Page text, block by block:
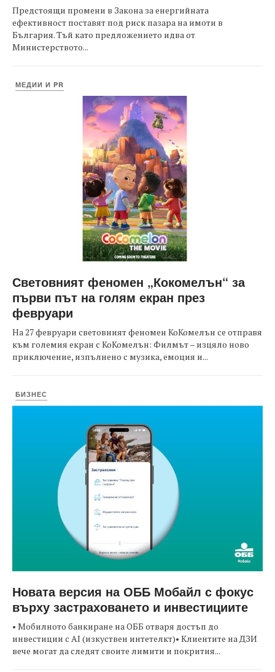
Предстоящи промени в Закона за енергийната
ефективност поставят под риск пазара на имоти в
България. Тъй като предложението идва от
Министерството...
МЕДИИ И PR
Световният феномен „Кокомелън“ за
първи път на голям екран през
февруари
На 27 февруари световният феномен КоКомелън се отправя
към големия екран с КоКомелън: Филмът – изцяло ново
приключение, изпълнено с музика, емоция и...
БИЗНЕС
Новата версия на ОББ Мобайл с фокус
върху застраховането и инвестициите
• Мобилното банкиране на ОББ отваря достъп до
инвестиции с AI (изкуствен интетелкт)• Клиентите на ДЗИ
вече могат да следят своите лимити и покрития...